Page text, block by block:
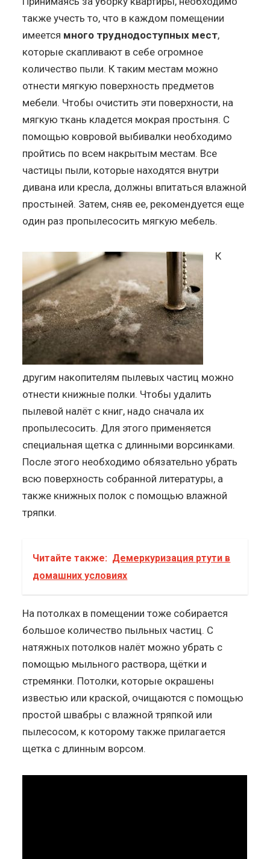
также учесть то, что в каждом помещении
имеется много труднодоступных мест,
которые скапливают в себе огромное
количество пыли. К таким местам можно
отнести мягкую поверхность предметов
мебели. Чтобы очистить эти поверхности, на
мягкую ткань кладется мокрая простыня. С
помощью ковровой выбивалки необходимо
пройтись по всем накрытым местам. Все
частицы пыли, которые находятся внутри
дивана или кресла, должны впитаться влажной
простыней. Затем, сняв ее, рекомендуется еще
один раз пропылесосить мягкую мебель.
К
другим накопителям пылевых частиц можно
отнести книжные полки. Чтобы удалить
пылевой налёт с книг, надо сначала их
пропылесосить. Для этого применяется
специальная щетка с длинными ворсинками.
После этого необходимо обязательно убрать
всю поверхность собранной литературы, а
также книжных полок с помощью влажной
тряпки.
Читайте также: Демеркуризация ртути в
домашних условиях
На потолках в помещении тоже собирается
большое количество пыльных частиц. С
натяжных потолков налёт можно убрать с
помощью мыльного раствора, щётки и
стремянки. Потолки, которые окрашены
известью или краской, очищаются с помощью
простой швабры с влажной тряпкой или
пылесосом, к которому также прилагается
щетка с длинным ворсом.